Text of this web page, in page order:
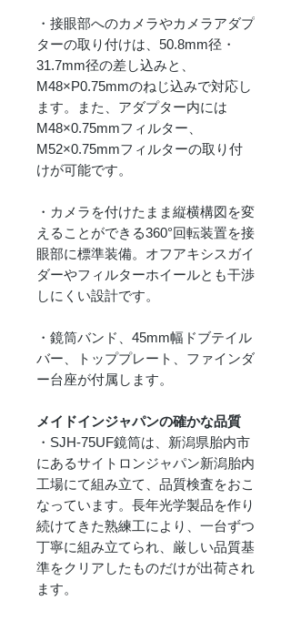
・接眼部へのカメラやカメラアダプ
ターの取り付けは、50.8mm径・
31.7mm径の差し込みと、
M48×P0.75mmのねじ込みで対応し
ます。また、アダプター内には
M48×0.75mmフィルター、
M52×0.75mmフィルターの取り付
けが可能です。
・カメラを付けたまま縦横構図を変
えることができる360°回転装置を接
眼部に標準装備。オフアキシスガイ
ダーやフィルターホイールとも干渉
しにくい設計です。
・鏡筒バンド、45mm幅ドブテイル
バー、トッププレート、ファインダ
ー台座が付属します。
メイドインジャパンの確かな品質
・SJH-75UF鏡筒は、新潟県胎内市
にあるサイトロンジャパン新潟胎内
工場にて組み立て、品質検査をおこ
なっています。長年光学製品を作り
続けてきた熟練工により、一台ずつ
丁寧に組み立てられ、厳しい品質基
準をクリアしたものだけが出荷され
ます。